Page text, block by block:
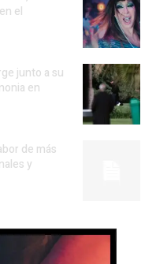
el
junto a su
en
de más
y